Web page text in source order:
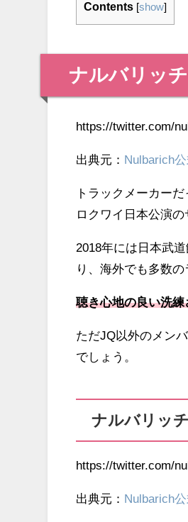
Contents [show
ナルバリッ
https://twitter.com/
出典元： Nulbarich
トラックメーカーだ
ロクワイ日本公演の
2018年には日本武
り、海外でも多数の
聴き心地の良い洗
ただJQ以外のメン
でしょう。
ナルバリッ
https://twitter.com/
出典元： Nulbarich